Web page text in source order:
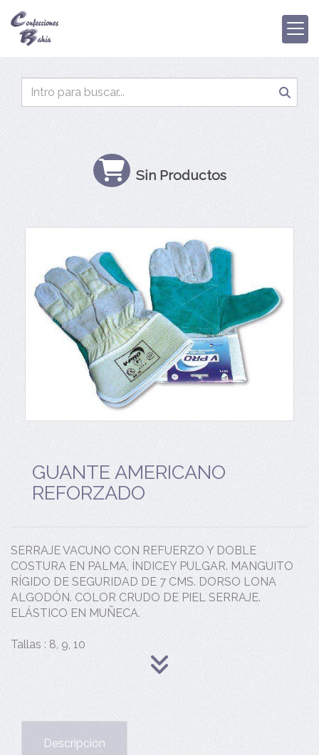
Sin Productos
GUANTE AMERICANO
REFORZADO
SERRAJE VACUNO CON REFUERZO Y DOBLE
COSTURA EN PALMA, ÍNDICEY PULGAR. MANGUITO
RÍGIDO DE SEGURIDAD DE 7 CMS. DORSO LONA
ALGODÓN. COLOR CRUDO DE PIEL SERRAJE.
ELÁSTICO EN MUÑECA.
Tallas : 8, 9, 10
Descripción